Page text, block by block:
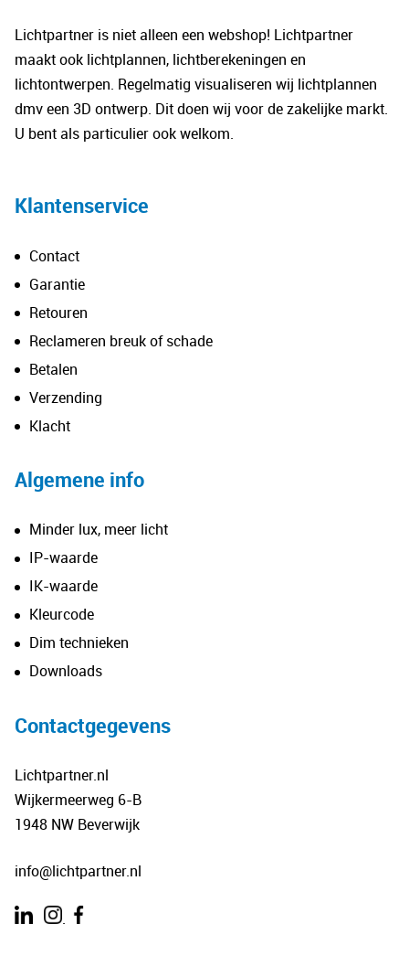
Lichtpartner is niet alleen een webshop! Lichtpartner
maakt ook lichtplannen, lichtberekeningen en
lichtontwerpen. Regelmatig visualiseren wij lichtplannen
dmv een 3D ontwerp. Dit doen wij voor de zakelijke markt.
U bent als particulier ook welkom.
Klantenservice
Contact
Garantie
Retouren
Reclameren breuk of schade
Betalen
Verzending
Klacht
Algemene info
Minder lux, meer licht
IP-waarde
IK-waarde
Kleurcode
Dim technieken
Downloads
Contactgegevens
Lichtpartner.nl
Wijkermeerweg 6-B
1948 NW Beverwijk
info@lichtpartner.nl
.